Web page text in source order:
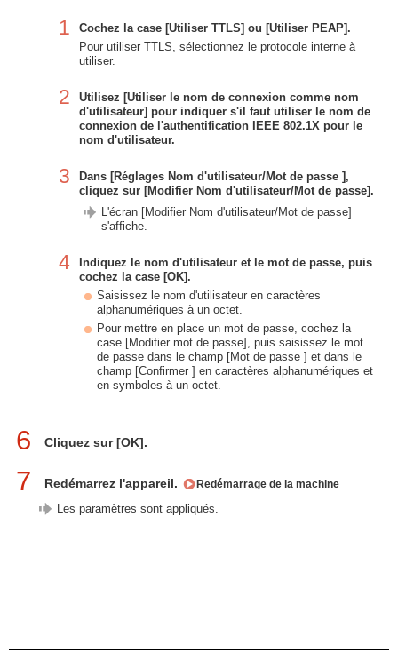
1
Cochez la case [Utiliser TTLS] ou [Utiliser PEAP].
Pour utiliser TTLS, sélectionnez le protocole interne à
utiliser.
2
Utilisez [Utiliser le nom de connexion comme nom
d'utilisateur] pour indiquer s'il faut utiliser le nom de
connexion de l'authentification IEEE 802.1X pour le
nom d'utilisateur.
3
Dans [Réglages Nom d'utilisateur/Mot de passe ],
cliquez sur [Modifier Nom d'utilisateur/Mot de passe].
L'écran [Modifier Nom d'utilisateur/Mot de passe]
s'affiche.
4
Indiquez le nom d'utilisateur et le mot de passe, puis
cochez la case [OK].
Saisissez le nom d'utilisateur en caractères
alphanumériques à un octet.
Pour mettre en place un mot de passe, cochez la
case [Modifier mot de passe], puis saisissez le mot
de passe dans le champ [Mot de passe ] et dans le
champ [Confirmer ] en caractères alphanumériques et
en symboles à un octet.
6 Cliquez sur [OK].
7 Redémarrez l'appareil. Redémarrage de la machine
Les paramètres sont appliqués.